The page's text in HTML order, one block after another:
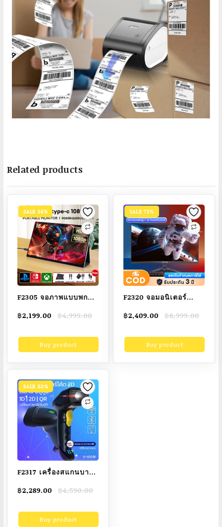
Related products
SALE 56%
F2305 จอภาพแบบพกพา
15.6นิ้ว 1080P IPS แบบ
รองรับการใช้งานกับ
ต่อกับคอน
฿4,999.00
Original
was:
฿4,999.00.
฿2,199.00
Current
is:
฿2,199.00.Buy product
SALE 73%
F2320 จอมอนิเตอร์
32นิ้ว หน้าจอโค้ง
LED Gaming monitor
฿8,999.00
Original
was:
฿8,999.00.
฿2,409.00
Current
is:
฿2,409.00.Buy product
SALE 50%
F2317 เครื่องสแกนบาร์
โค้ด 1D, 2D และ QR
อัตโนมัติ WELLTECH
฿4,590.00
Original
was:
฿4,590.00.
฿2,289.00
Current
is:
฿2,289.00.Buy product